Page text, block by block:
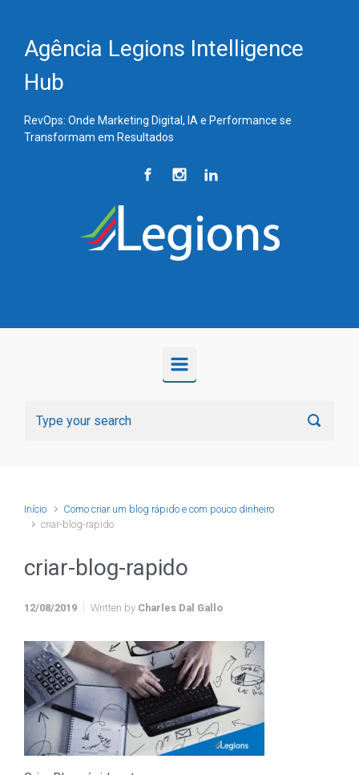
Agência Legions Intelligence
Hub
RevOps: Onde Marketing Digital, IA e Performance se
Transformam em Resultados
Início
Como criar um blog rápido e com pouco dinheiro
criar-blog-rapido
criar-blog-rapido
12/08/2019 Written by Charles Dal Gallo